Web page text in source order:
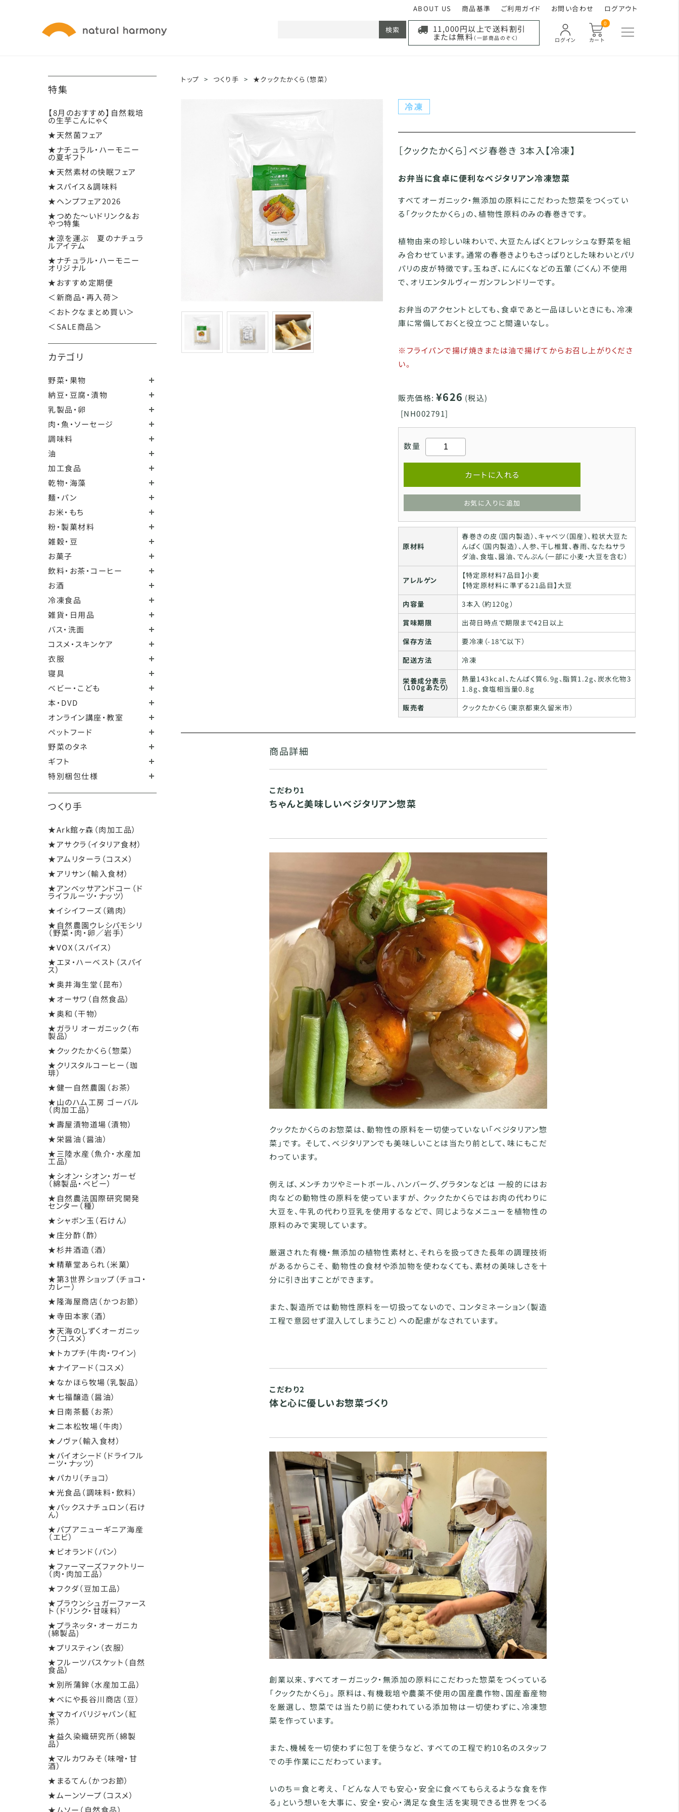
ABOUT US 商品基準 ご利用ガイド お問い合わせ ログアウト
カート
0
ログイン
11,000円以上で送料割引
または無料 （一部商品のぞく）
検索
特集
【8月のおすすめ】自然栽培
の生芋こんにゃく
★天然菌フェア
★ナチュラル・ハーモニー
の夏ギフト
★天然素材の快眠フェア
★スパイス＆調味料
★ヘンプフェア2026
★つめた～いドリンク＆お
やつ特集
★涼を運ぶ 夏のナチュラ
ルアイテム
★ナチュラル・ハーモニー
オリジナル
★おすすめ定期便
＜新商品・再入荷＞
＜おトクなまとめ買い＞
＜SALE商品＞
カテゴリ
野菜・果物
納豆・豆腐・漬物
乳製品・卵
肉・魚・ソーセージ
調味料
油
加工食品
乾物・海藻
麺・パン
お米・もち
粉・製菓材料
雑穀・豆
お菓子
飲料・お茶・コーヒー
お酒
冷凍食品
雑貨・日用品
バス・洗面
コスメ・スキンケア
衣服
寝具
ベビー・こども
本・DVD
オンライン講座・教室
ペットフード
野菜のタネ
ギフト
特別梱包仕様
つくり手
★Ark館ヶ森（肉加工品）
★アサクラ（イタリア食材）
★アムリターラ（コスメ）
★アリサン（輸入食材）
★アンベッサアンドコー（ド
ライフルーツ・ナッツ）
★イシイフーズ（鶏肉）
★自然農園ウレシパモシリ
（野菜・肉・卵／岩手）
★VOX（スパイス）
★エヌ・ハーベスト（スパイ
ス）
★奥井海生堂（昆布）
★オーサワ（自然食品）
★奥和（干物）
★ガラリ オーガニック（布
製品）
★クックたかくら（惣菜）
★クリスタルコーヒー（珈
琲）
★健一自然農園（お茶）
★山のハム工房 ゴーバル
（肉加工品）
★壽屋漬物道場（漬物）
★栄醤油（醤油）
★三陸水産（魚介・水産加
工品）
★シオン・シオン・ガーゼ
（綿製品・ベビー）
★自然農法国際研究開発
センター（種）
★シャボン玉（石けん）
★庄分酢（酢）
★杉井酒造（酒）
★精華堂あられ（米菓）
★第3世界ショップ（チョコ・
カレー）
★隆海屋商店（かつお節）
★寺田本家（酒）
★天海のしずくオーガニッ
ク（コスメ）
★トカプチ(牛肉・ワイン)
★ナイアード（コスメ）
★なかほら牧場（乳製品）
★七福醸造（醤油）
★日南茶藝（お茶）
★二本松牧場（牛肉）
★ノヴァ（輸入食材）
★バイオシード（ドライフル
ーツ・ナッツ）
★パカリ（チョコ）
★光食品（調味料・飲料）
★パックスナチュロン（石け
ん）
★パプアニューギニア海産
（エビ）
★ビオランド（パン）
★ファーマーズファクトリー
（肉・肉加工品）
★フクダ（豆加工品）
★ブラウンシュガーファース
ト（ドリンク・甘味料）
★プラネッタ・オーガニカ
(綿製品)
★プリスティン（衣服）
★フルーツバスケット（自然
食品）
★別所蒲鉾（水産加工品）
★べにや長谷川商店（豆）
★マカイバリジャパン（紅
茶）
★益久染織研究所（綿製
品）
★マルカワみそ（味噌・甘
酒）
★まるてん（かつお節）
★ムーンソープ（コスメ）
★ムソー（自然食品）
トップ > つくり手 > ★クックたかくら（惣菜）
［クックたかくら］ベジ春巻き 3本入【冷凍】
お弁当に食卓に便利なベジタリアン冷凍惣菜
すべてオーガニック・無添加の原料にこだわった惣菜をつくってい
る「クックたかくら」の、植物性原料のみの春巻きです。
植物由来の珍しい味わいで、大豆たんぱくとフレッシュな野菜を組
み合わせています。通常の春巻きよりもさっぱりとした味わいとパリ
パリの皮が特徴です。玉ねぎ、にんにくなどの五葷（ごくん）不使用
で、オリエンタルヴィーガンフレンドリーです。
お弁当のアクセントとしても、食卓であと一品ほしいときにも、冷凍
庫に常備しておくと役立つこと間違いなし。
※フライパンで揚げ焼きまたは油で揚げてからお召し上がりくださ
い。
販売価格: ¥626 (税込)
[NH002791]
数量
カートに入れる
お気に入りに追加
原材料
春巻きの皮（国内製造）、キャベツ（国産）、粒状大豆た
んぱく（国内製造）、人参、干し椎茸、春雨、なたねサラ
ダ油、食塩、醤油、でんぷん（一部に小麦・大豆を含む）
アレルゲン
【特定原材料7品目】小麦
【特定原材料に準ずる21品目】大豆
内容量
3本入（約120g）
賞味期限
出荷日時点で期限まで42日以上
保存方法
要冷凍（-18℃以下）
配送方法
冷凍
栄養成分表示
（100gあたり）
熱量143kcal、たんぱく質6.9g、脂質1.2g、炭水化物3
1.8g、食塩相当量0.8g
販売者
クックたかくら（東京都東久留米市）
商品詳細
こだわり1
ちゃんと美味しいベジタリアン惣菜
クックたかくらのお惣菜は、動物性の原料を一切使っていない「ベジタリアン惣
菜」です。 そして、ベジタリアンでも美味しいことは当たり前として、味にもこだ
わっています。
例えば、メンチカツやミートボール、ハンバーグ、グラタンなどは 一般的にはお
肉などの動物性の原料を使っていますが、 クックたかくらではお肉の代わりに
大豆を、牛乳の代わり豆乳を使用するなどで、 同じようなメニューを植物性の
原料のみで実現しています。
厳選された有機・無添加の植物性素材と、それらを扱ってきた長年の調理技術
があるからこそ、 動物性の食材や添加物を使わなくても、素材の美味しさを十
分に引き出すことができます。
また、製造所では動物性原料を一切扱ってないので、 コンタミネーション（製造
工程で意図せず混入してしまうこと）への配慮がなされています。
こだわり2
体と心に優しいお惣菜づくり
創業以来、すべてオーガニック・無添加の原料にこだわった惣菜をつくっている
「クックたかくら」。 原料は、有機栽培や農薬不使用の国産農作物、国産畜産物
を厳選し、 惣菜では当たり前に使われている添加物は一切使わずに、冷凍惣
菜を作っています。
また、機械を一切使わずに包丁を使うなど、 すべての工程で約10名のスタッフ
での手作業にこだわっています。
いのち＝食と考え、 「どんな人でも安心・安全に食べてもらえるような食を作
る」という想いを大事に、 安全・安心・満足な食生活を実現できる世界をつくる